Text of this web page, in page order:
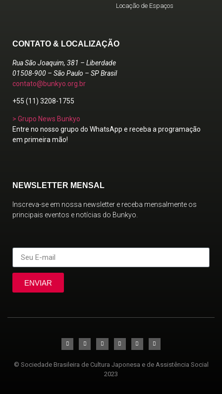
Locação de Espaços
CONTATO & LOCALIZAÇÃO
Rua São Joaquim, 381 – Liberdade
01508-900 – São Paulo – SP Brasil
contato@bunkyo.org.br
+55 (11) 3208-1755
> Grupo News Bunkyo
Entre no nosso grupo do WhatsApp e receba a programação
em primeira mão!
NEWSLETTER MENSAL
Inscreva-se em nossa newsletter e receba mensalmente os
principais eventos e notícias do Bunkyo.
ENVIAR
© Sociedade Brasileira de Cultura Japonesa e de Assistência Social
2023